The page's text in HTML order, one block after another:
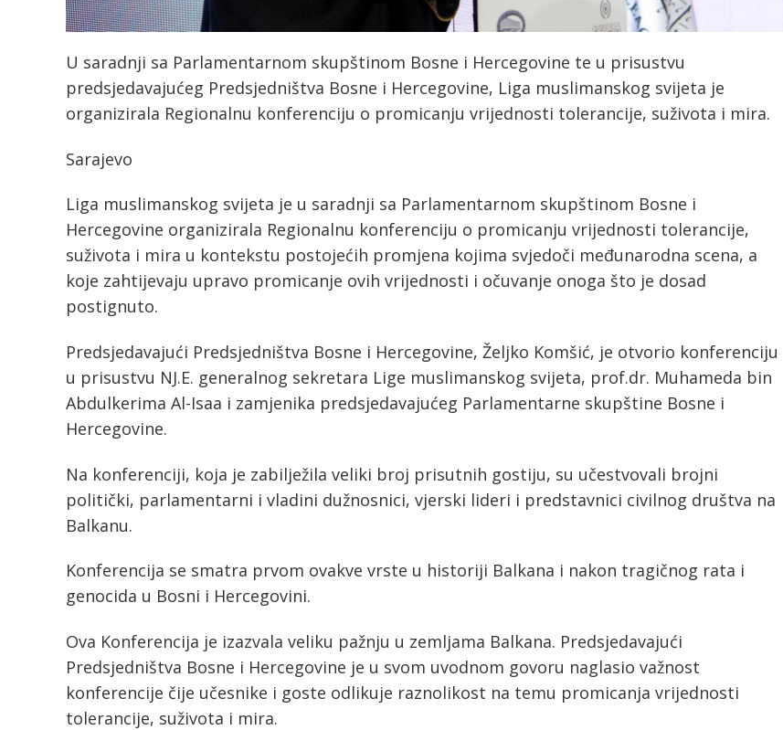
U saradnji sa Parlamentarnom skupštinom Bosne i Hercegovine te u prisustvu
predsjedavajućeg Predsjedništva Bosne i Hercegovine, Liga muslimanskog svijeta je
organizirala Regionalnu konferenciju o promicanju vrijednosti tolerancije, suživota i mira.
Sarajevo
Liga muslimanskog svijeta je u saradnji sa Parlamentarnom skupštinom Bosne i
Hercegovine organizirala Regionalnu konferenciju o promicanju vrijednosti tolerancije,
suživota i mira u kontekstu postojećih promjena kojima svjedoči međunarodna scena, a
koje zahtijevaju upravo promicanje ovih vrijednosti i očuvanje onoga što je dosad
postignuto.
Predsjedavajući Predsjedništva Bosne i Hercegovine, Željko Komšić, je otvorio konferenciju
u prisustvu NJ.E. generalnog sekretara Lige muslimanskog svijeta, prof.dr. Muhameda bin
Abdulkerima Al-Isaa i zamjenika predsjedavajućeg Parlamentarne skupštine Bosne i
Hercegovine.
Na konferenciji, koja je zabilježila veliki broj prisutnih gostiju, su učestvovali brojni
politički, parlamentarni i vladini dužnosnici, vjerski lideri i predstavnici civilnog društva na
Balkanu.
Konferencija se smatra prvom ovakve vrste u historiji Balkana i nakon tragičnog rata i
genocida u Bosni i Hercegovini.
Ova Konferencija je izazvala veliku pažnju u zemljama Balkana. Predsjedavajući
Predsjedništva Bosne i Hercegovine je u svom uvodnom govoru naglasio važnost
konferencije čije učesnike i goste odlikuje raznolikost na temu promicanja vrijednosti
tolerancije, suživota i mira.